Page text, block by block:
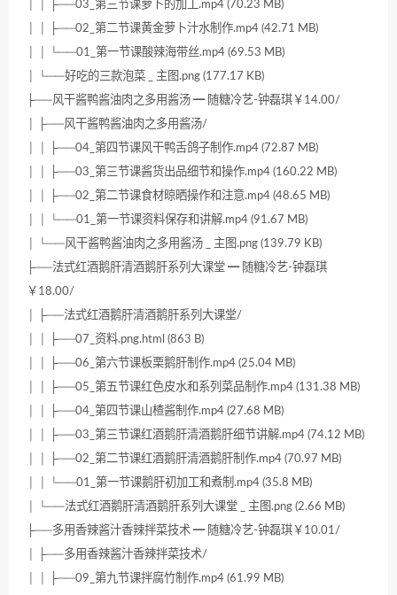
│ │ ├──03_第三节课萝卜的加工.mp4 (70.23 MB)
│ │ ├──02_第二节课黄金萝卜汁水制作.mp4 (42.71 MB)
│ │ └──01_第一节课酸辣海带丝.mp4 (69.53 MB)
│ └──好吃的三款泡菜 _ 主图.png (177.17 KB)
├──风干酱鸭酱油肉之多用酱汤 ━ 随糖冷艺-钟磊琪￥14.00/
│ ├──风干酱鸭酱油肉之多用酱汤/
│ │ ├──04_第四节课风干鸭舌鸽子制作.mp4 (72.87 MB)
│ │ ├──03_第三节课酱货出品细节和操作.mp4 (160.22 MB)
│ │ ├──02_第二节课食材晾晒操作和注意.mp4 (48.65 MB)
│ │ └──01_第一节课资料保存和讲解.mp4 (91.67 MB)
│ └──风干酱鸭酱油肉之多用酱汤 _ 主图.png (139.79 KB)
├──法式红酒鹅肝清酒鹅肝系列大课堂 ━ 随糖冷艺-钟磊琪
￥18.00/
│ ├──法式红酒鹅肝清酒鹅肝系列大课堂/
│ │ ├──07_资料.png.html (863 B)
│ │ ├──06_第六节课板栗鹅肝制作.mp4 (25.04 MB)
│ │ ├──05_第五节课红色皮水和系列菜品制作.mp4 (131.38 MB)
│ │ ├──04_第四节课山楂酱制作.mp4 (27.68 MB)
│ │ ├──03_第三节课红酒鹅肝清酒鹅肝细节讲解.mp4 (74.12 MB)
│ │ ├──02_第二节课红酒鹅肝清酒鹅肝制作.mp4 (70.97 MB)
│ │ └──01_第一节课鹅肝初加工和煮制.mp4 (35.8 MB)
│ └──法式红酒鹅肝清酒鹅肝系列大课堂 _ 主图.png (2.66 MB)
├──多用香辣酱汁香辣拌菜技术 ━ 随糖冷艺-钟磊琪￥10.01/
│ ├──多用香辣酱汁香辣拌菜技术/
│ │ ├──09_第九节课拌腐竹制作.mp4 (61.99 MB)